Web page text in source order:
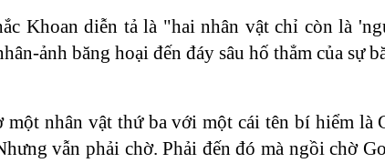
Khoan diễn tả là "hai nhân vật chỉ còn là
ảnh băng hoại đến đáy sâu hố thẳm của sự
nhân vật thứ ba với một cái tên bí hiểm là
vẫn phải chờ. Phải đến đó mà ngồi chờ